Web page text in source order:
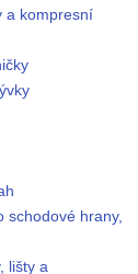
a kompresní
schodové hrany,
lišty a